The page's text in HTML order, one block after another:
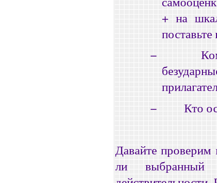
+ на
−
−
Кто
Давайте проверим
ли выбранный